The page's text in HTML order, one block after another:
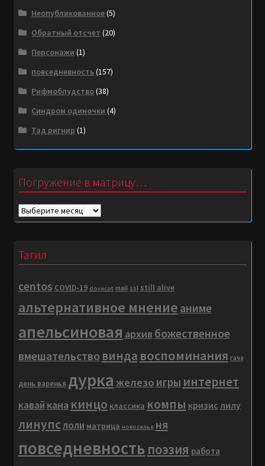
Неопубликованное(5)
Обратный отсчет (20)
Персонажи (1)
повседневность(157)
Рифмоблудство(38)
Синдром одиночки (4)
Тад ригнир (1)
Погружение в матрицу…
Погружение
в
Тагил
centos COVID-19 dovecot mail ssl still alive
альтернативное мнение аниме
апельсиновая архив божественное
вмешательство винда воспоминания гача
день варенья дурка железо игры интернет
кавай кана кинцо классика компы кризис лилу
линупслоли матрица новоселье ня
повседневность поэзия работа